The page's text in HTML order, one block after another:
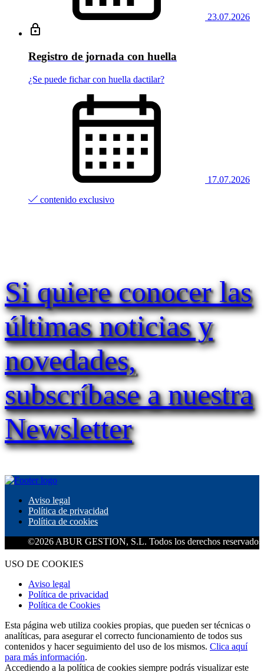
23.07.2026
Registro de jornada con huella
¿Se puede fichar con huella dactilar?
17.07.2026
contenido exclusivo
Si quiere conocer las
últimas noticias y
novedades,
subscríbase a nuestra
Newsletter
Aviso legal
Política de privacidad
Política de cookies
©2026 ABUR GESTION, S.L. Todos los derechos reservados.
USO DE COOKIES
Aviso legal
Política de privacidad
Política de Cookies
Esta página web utiliza cookies propias, que pueden ser técnicas o
analíticas, para asegurar el correcto funcionamiento de todos sus
contenidos y hacer seguimiento del uso de los mismos. Clica aquí
para más información.
Accediendo a la política de cookies siempre podrás visualizar este